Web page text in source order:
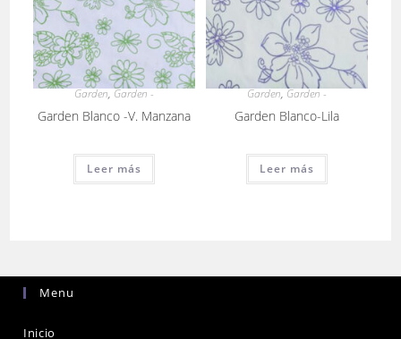
Garden,Garden -
Garden Blanco -V. Manzana
Leer más
Garden,Garden -
Garden Blanco-Lila
Leer más
Menu
Inicio